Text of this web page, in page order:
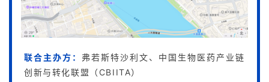
联合主办方： 弗若斯特沙利文、 中国生物医药产业链
创新与转化联盟（CBIITA）